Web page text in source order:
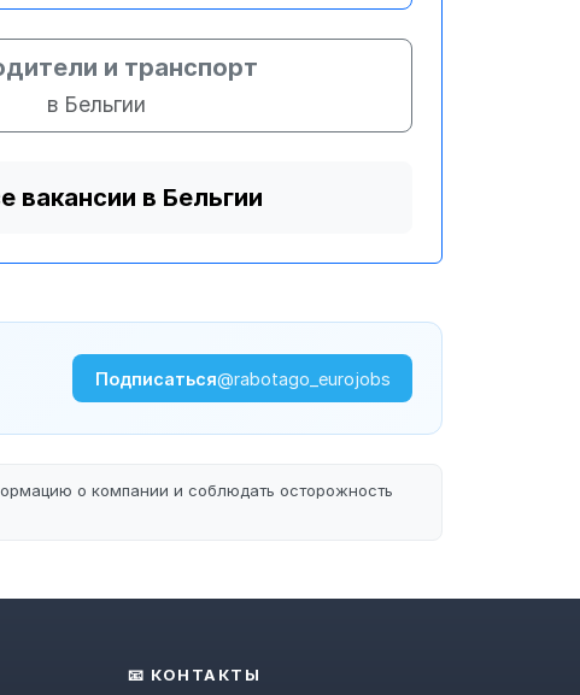
и транспорт
в Бельгии
вакансии в Бельгии
Подписаться@rabotago_eurojobs
о компании и соблюдать осторожность
📧 КОНТАКТЫ